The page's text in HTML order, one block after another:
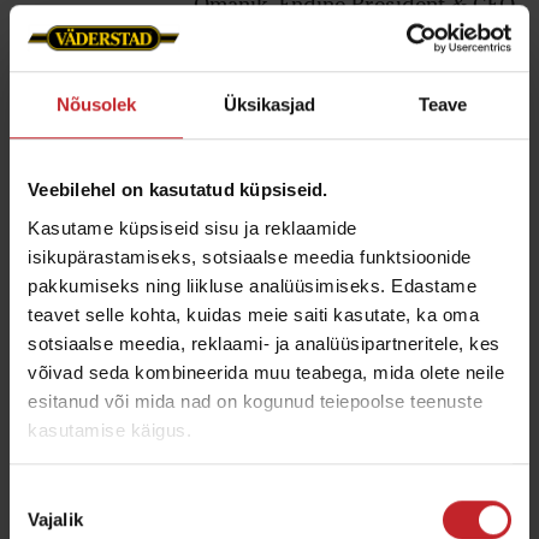
Nõusolek Üksikasjad Teave
Veebilehel on kasutatud küpsiseid.
Kasutame küpsiseid sisu ja reklaamide
isikupärastamiseks, sotsiaalse meedia funktsioonide
pakkumiseks ning liikluse analüüsimiseks. Edastame
teavet selle kohta, kuidas meie saiti kasutate, ka oma
sotsiaalse meedia, reklaami- ja analüüsipartneritele, kes
võivad seda kombineerida muu teabega, mida olete neile
esitanud või mida nad on kogunud teiepoolse teenuste
kasutamise käigus.
valik
Vajalik
Stark`ide perekond pälvis
aasta ettevõtjate tiitli